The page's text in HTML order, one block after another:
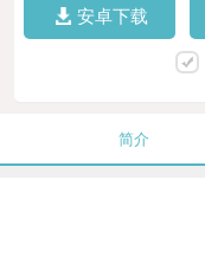
安卓下载
简介